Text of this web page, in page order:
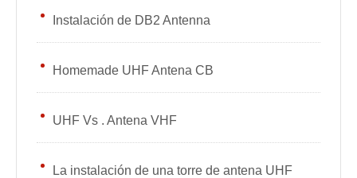
Instalación de DB2 Antenna
Homemade UHF Antena CB
UHF Vs . Antena VHF
La instalación de una torre de antena UHF